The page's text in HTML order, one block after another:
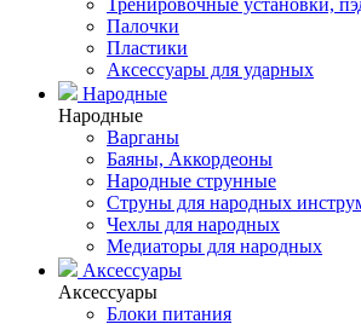
Тренировочные установки,
Палочки
Пластики
Аксессуары для ударных
Народные
Народные
Варганы
Баяны, Аккордеоны
Народные струнные
Струны для народных
Чехлы для народных
Медиаторы для народных
Аксессуары
Аксессуары
Блоки питания